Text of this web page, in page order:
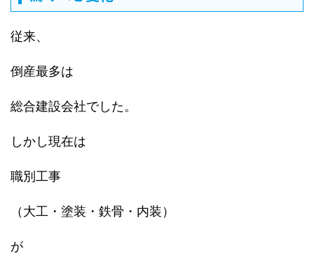
従来、
倒産最多は
総合建設会社でした。
しかし現在は
職別工事
（大工・塗装・鉄骨・内装）
が